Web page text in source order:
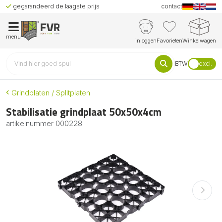
gegarandeerd de laagste prijs contact
menu
inloggenFavorietenWinkelwagen
BTW excl.
Grindplaten / Splitplaten
Stabilisatie grindplaat 50x50x4cm
artikelnummer 000228